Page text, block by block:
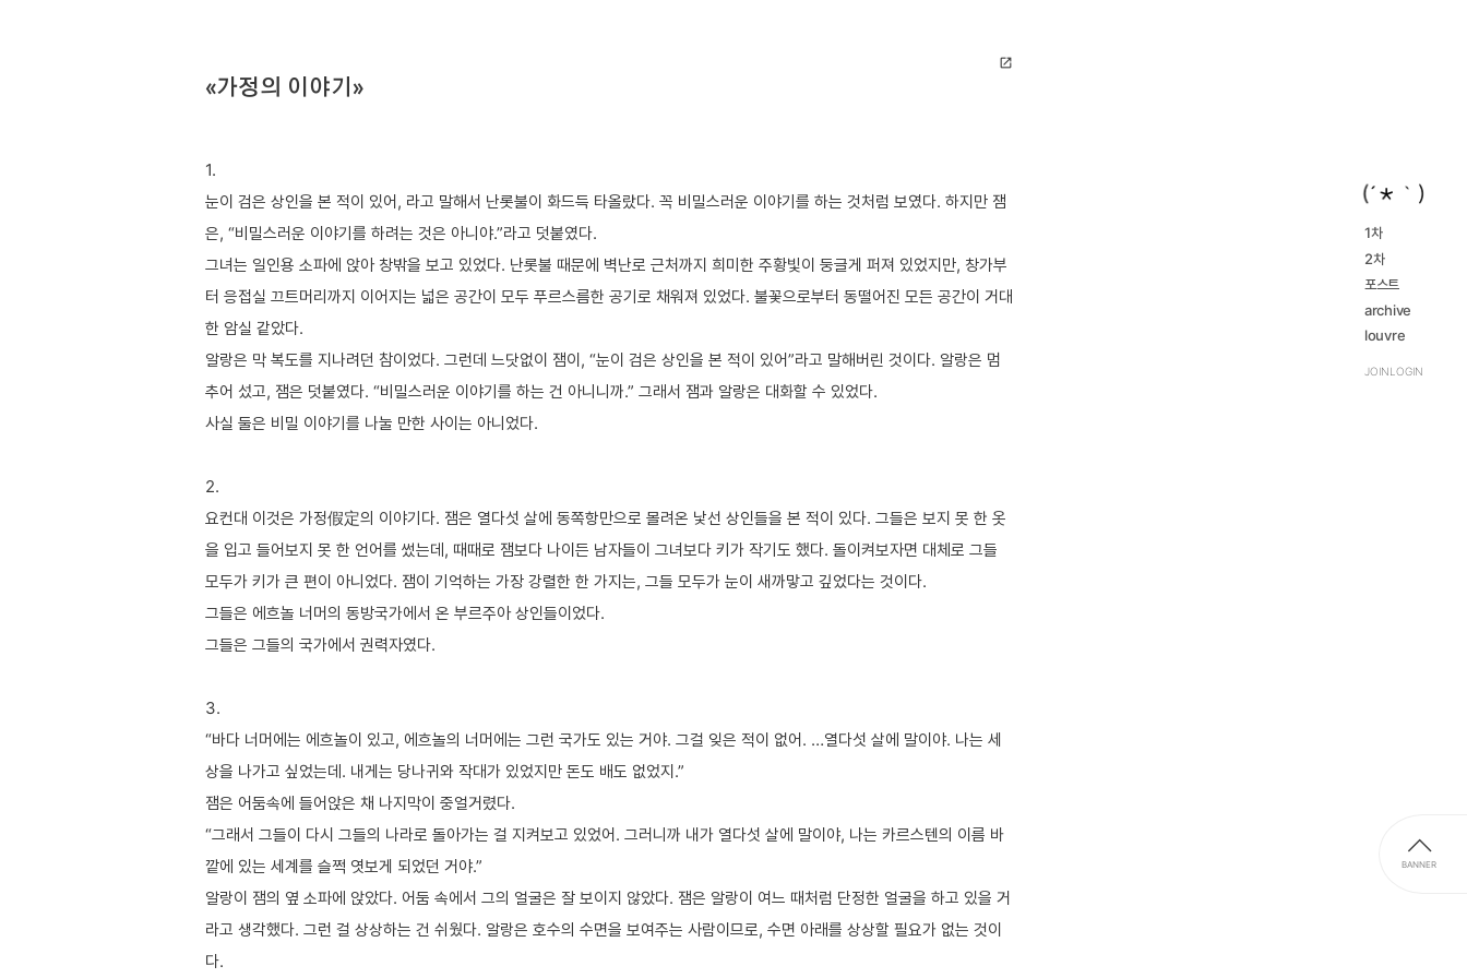
1차
navigate_next2016...
navigate_next 2023...
2차
navigate_next2016...
2023...
포스트
archive
navigate_nextreview
louvre
JOINLOGIN
open_in_new
«가정의 이야기»
1.
눈이 검은 상인을 본 적이 있어, 라고 말해서 난롯불이 화드득 타올랐다. 꼭 비밀스러운 이야기를 하는 것처럼 보였다. 하지만 잼
은, “비밀스러운 이야기를 하려는 것은 아니야.”라고 덧붙였다.
그녀는 일인용 소파에 앉아 창밖을 보고 있었다. 난롯불 때문에 벽난로 근처까지 희미한 주황빛이 둥글게 퍼져 있었지만, 창가부
터 응접실 끄트머리까지 이어지는 넓은 공간이 모두 푸르스름한 공기로 채워져 있었다. 불꽃으로부터 동떨어진 모든 공간이 거대
한 암실 같았다.
알랑은 막 복도를 지나려던 참이었다. 그런데 느닷없이 잼이, “눈이 검은 상인을 본 적이 있어”라고 말해버린 것이다. 알랑은 멈
추어 섰고, 잼은 덧붙였다. “비밀스러운 이야기를 하는 건 아니니까.” 그래서 잼과 알랑은 대화할 수 있었다.
사실 둘은 비밀 이야기를 나눌 만한 사이는 아니었다.
2.
요컨대 이것은 가정假定의 이야기다. 잼은 열다섯 살에 동쪽항만으로 몰려온 낯선 상인들을 본 적이 있다. 그들은 보지 못 한 옷
을 입고 들어보지 못 한 언어를 썼는데, 때때로 잼보다 나이든 남자들이 그녀보다 키가 작기도 했다. 돌이켜보자면 대체로 그들
모두가 키가 큰 편이 아니었다. 잼이 기억하는 가장 강렬한 한 가지는, 그들 모두가 눈이 새까맣고 깊었다는 것이다.
그들은 에흐놀 너머의 동방국가에서 온 부르주아 상인들이었다.
그들은 그들의 국가에서 권력자였다.
3.
“바다 너머에는 에흐놀이 있고, 에흐놀의 너머에는 그런 국가도 있는 거야. 그걸 잊은 적이 없어. …열다섯 살에 말이야. 나는 세
상을 나가고 싶었는데. 내게는 당나귀와 작대가 있었지만 돈도 배도 없었지.”
잼은 어둠속에 들어앉은 채 나지막이 중얼거렸다.
“그래서 그들이 다시 그들의 나라로 돌아가는 걸 지켜보고 있었어. 그러니까 내가 열다섯 살에 말이야, 나는 카르스텐의 이름 바
깥에 있는 세계를 슬쩍 엿보게 되었던 거야.”
알랑이 잼의 옆 소파에 앉았다. 어둠 속에서 그의 얼굴은 잘 보이지 않았다. 잼은 알랑이 여느 때처럼 단정한 얼굴을 하고 있을 거
라고 생각했다. 그런 걸 상상하는 건 쉬웠다. 알랑은 호수의 수면을 보여주는 사람이므로, 수면 아래를 상상할 필요가 없는 것이
다.
BANNER